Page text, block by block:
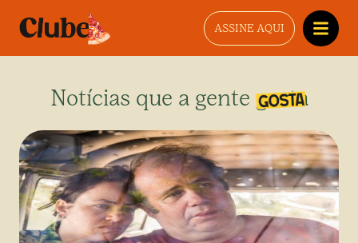
ASSINE AQUI
Notícias que a gente gosta